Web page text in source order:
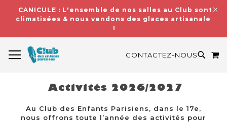
CANICULE : L'ensemble de nos salles au Club sont
climatisées & nous vendons des glaces artisanales
!
CONTACTEZ-NOUS
Activités 2026/2027
Au Club des Enfants Parisiens, dans le 17e,
nous offrons toute l’année des activités pour